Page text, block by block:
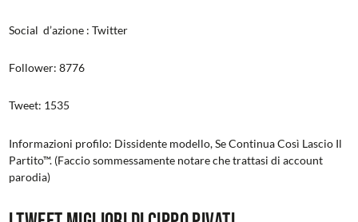
Social d’azione : Twitter
Follower: 8776
Tweet: 1535
Informazioni profilo: Dissidente modello, Se Continua Così Lascio Il
Partito™. (Faccio sommessamente notare che trattasi di account
parodia)